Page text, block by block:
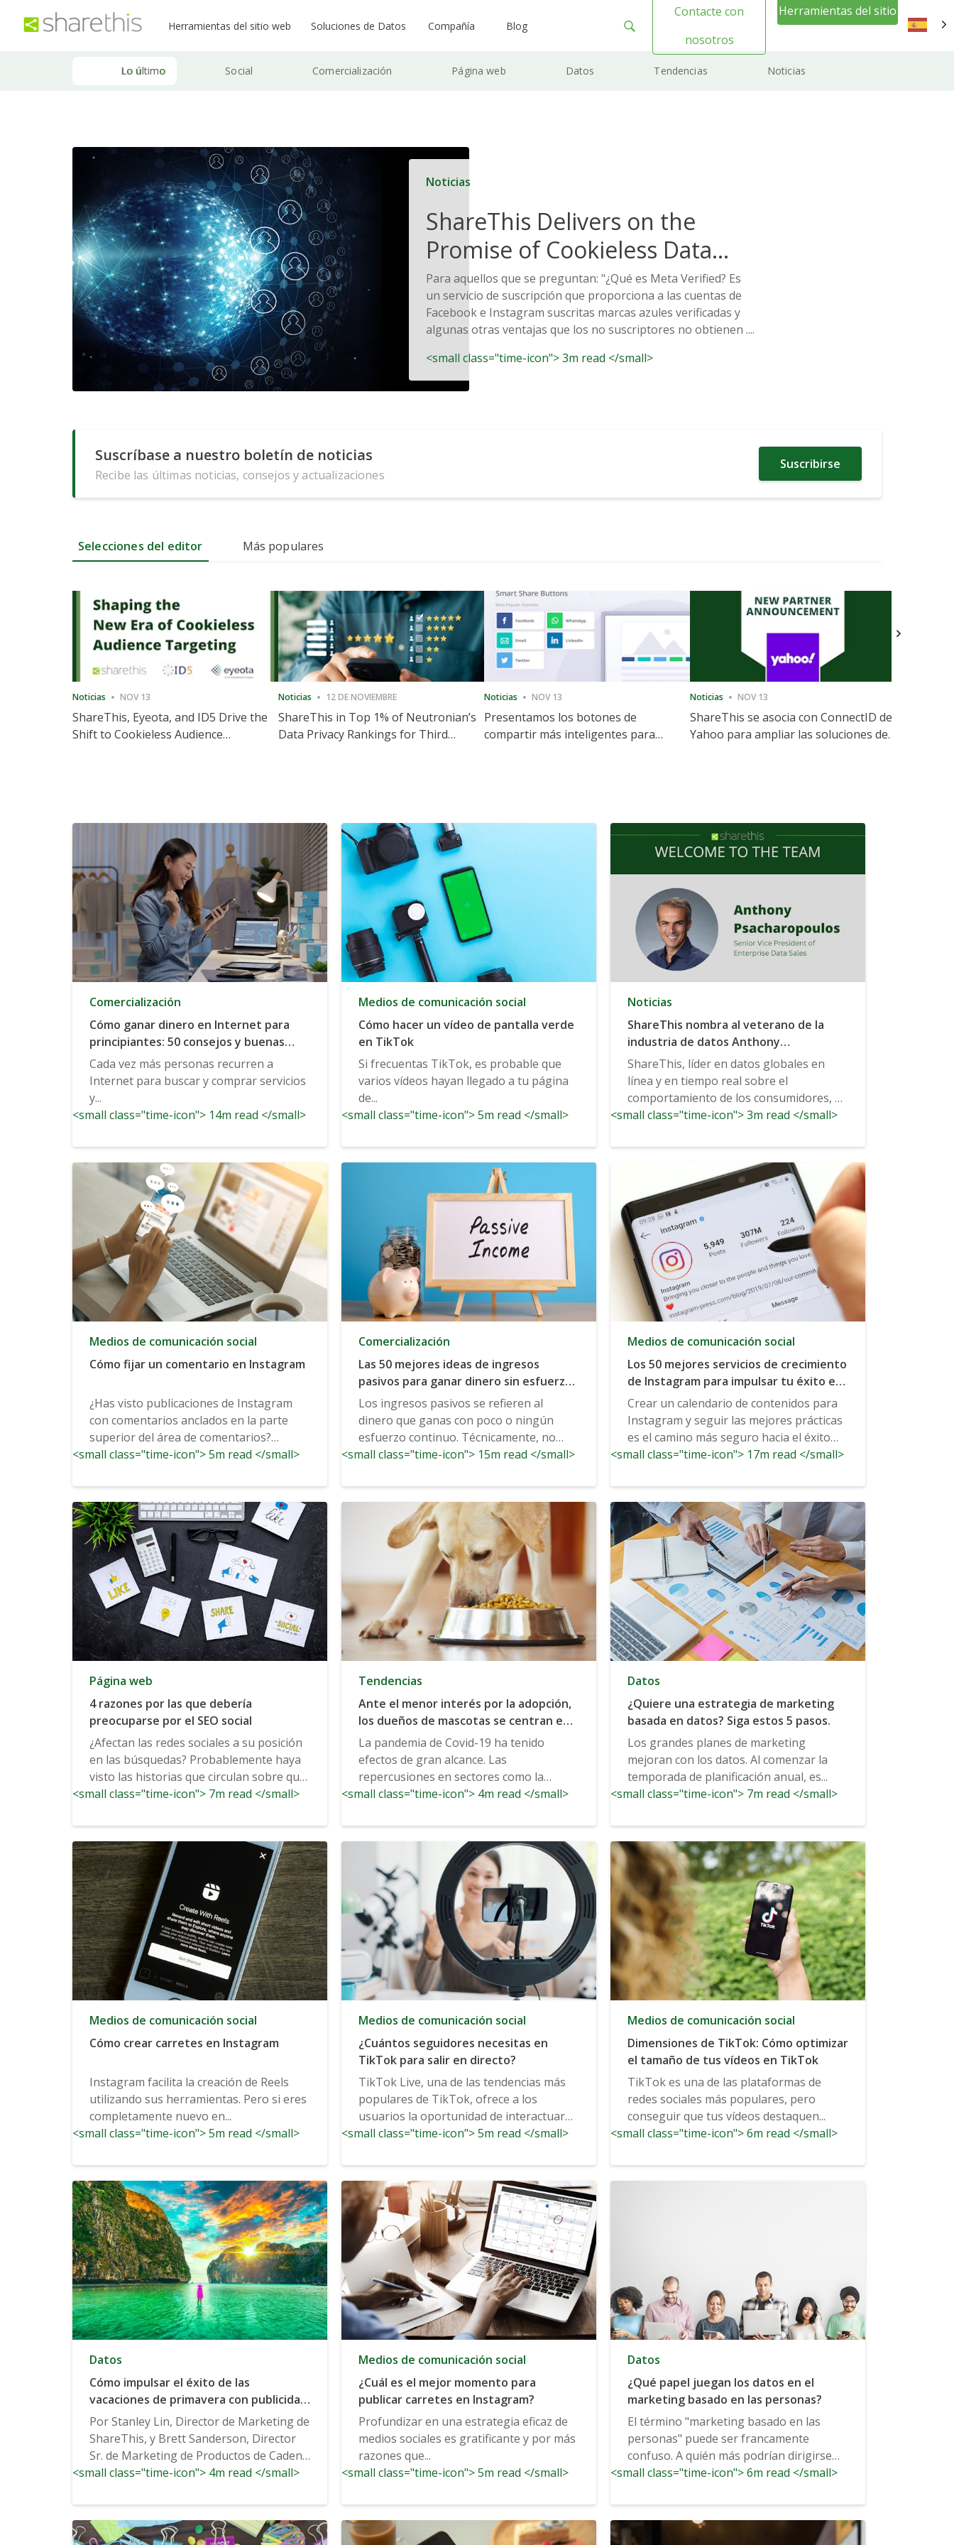
Herramientas del sitio web Soluciones de Datos Compañía Blog
Contacte con
nosotros
Herramientas del sitio
Lo último Social Comercialización Página web Datos Tendencias Noticias
Noticias
ShareThis Delivers on the
Promise of Cookieless Data
Solutions
Para aquellos que se preguntan: "¿Qué es Meta Verified? Es
un servicio de suscripción que proporciona a las cuentas de
Facebook e Instagram suscritas marcas azules verificadas y
algunas otras ventajas que los no suscriptores no obtienen ....
<small class="time-icon"> 3m read </small>
Suscríbase a nuestro boletín de noticias
Recibe las últimas noticias, consejos y actualizaciones
Suscribirse
Selecciones del editor Más populares
Noticias NOV 13
ShareThis, Eyeota, and ID5 Drive the
Shift to Cookieless Audience
Noticias 12 DE NOVIEMBRE
ShareThis in Top 1% of Neutronian’s
Data Privacy Rankings for Third
Noticias NOV 13
Presentamos los botones de
compartir más inteligentes para
Noticias NOV 13
ShareThis se asocia con ConnectID de
Yahoo para ampliar las soluciones de
Comercialización
Cómo ganar dinero en Internet para
principiantes: 50 consejos y buenas
prácticas para empezar
Cada vez más personas recurren a
Internet para buscar y comprar servicios
y...
<small class="time-icon"> 14m read </small>
Medios de comunicación social
Cómo hacer un vídeo de pantalla verde
en TikTok
Si frecuentas TikTok, es probable que
varios vídeos hayan llegado a tu página
de...
<small class="time-icon"> 5m read </small>
Noticias
ShareThis nombra al veterano de la
industria de datos Anthony
Psacharopoulos Vicepresidente Senior
de Ventas de Datos Empresariales
ShareThis, líder en datos globales en
línea y en tiempo real sobre el
comportamiento de los consumidores, ha
anunciado hoy la contratación de
<small class="time-icon"> 3m read </small>
Medios de comunicación social
Cómo fijar un comentario en Instagram
¿Has visto publicaciones de Instagram
con comentarios anclados en la parte
superior del área de comentarios?
Comentarios...
<small class="time-icon"> 5m read </small>
Comercialización
Las 50 mejores ideas de ingresos
pasivos para ganar dinero sin esfuerzo
continuo
Los ingresos pasivos se refieren al
dinero que ganas con poco o ningún
esfuerzo continuo. Técnicamente, no
hay...
<small class="time-icon"> 15m read </small>
Medios de comunicación social
Los 50 mejores servicios de crecimiento
de Instagram para impulsar tu éxito en
Instagram
Crear un calendario de contenidos para
Instagram y seguir las mejores prácticas
es el camino más seguro hacia el éxito
en...
<small class="time-icon"> 17m read </small>
Página web
4 razones por las que debería
preocuparse por el SEO social
¿Afectan las redes sociales a su posición
en las búsquedas? Probablemente haya
visto las historias que circulan sobre que
las redes sociales...
<small class="time-icon"> 7m read </small>
Tendencias
Ante el menor interés por la adopción,
los dueños de mascotas se centran en
la salud y la longevidad
La pandemia de Covid-19 ha tenido
efectos de gran alcance. Las
repercusiones en sectores como la
medicina y los viajes...
<small class="time-icon"> 4m read </small>
Datos
¿Quiere una estrategia de marketing
basada en datos? Siga estos 5 pasos.
Los grandes planes de marketing
mejoran con los datos. Al comenzar la
temporada de planificación anual, es...
<small class="time-icon"> 7m read </small>
Medios de comunicación social
Cómo crear carretes en Instagram
Instagram facilita la creación de Reels
utilizando sus herramientas. Pero si eres
completamente nuevo en...
<small class="time-icon"> 5m read </small>
Medios de comunicación social
¿Cuántos seguidores necesitas en
TikTok para salir en directo?
TikTok Live, una de las tendencias más
populares de TikTok, ofrece a los
usuarios la oportunidad de interactuar
con...
<small class="time-icon"> 5m read </small>
Medios de comunicación social
Dimensiones de TikTok: Cómo optimizar
el tamaño de tus vídeos en TikTok
TikTok es una de las plataformas de
redes sociales más populares, pero
conseguir que tus vídeos destaquen...
<small class="time-icon"> 6m read </small>
Datos
Cómo impulsar el éxito de las
vacaciones de primavera con publicidad
avanzada en televisión
Por Stanley Lin, Director de Marketing de
ShareThis, y Brett Sanderson, Director
Sr. de Marketing de Productos de Cadent
Travel. Director, Marketing de Productos,
<small class="time-icon"> 4m read </small>
Medios de comunicación social
¿Cuál es el mejor momento para
publicar carretes en Instagram?
Profundizar en una estrategia eficaz de
medios sociales es gratificante y por más
razones que...
<small class="time-icon"> 5m read </small>
Datos
¿Qué papel juegan los datos en el
marketing basado en las personas?
El término "marketing basado en las
personas" puede ser francamente
confuso. A quién más podrían dirigirse
las marcas para comercializar...
<small class="time-icon"> 6m read </small>